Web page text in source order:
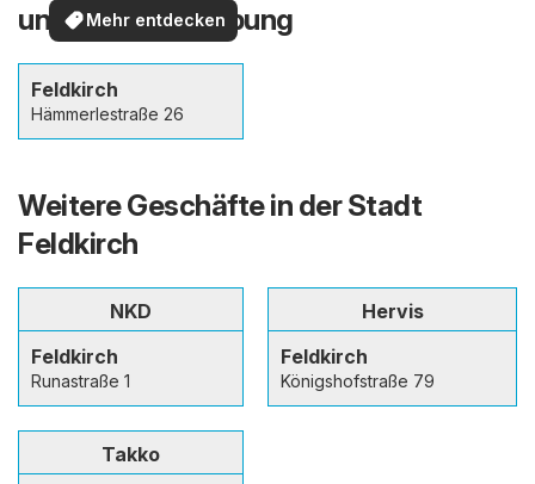
Mehr entdecken
und in der Umgebung
Feldkirch
Hämmerlestraße 26
Weitere Geschäfte in der Stadt
Feldkirch
NKD
Feldkirch
Runastraße 1
Hervis
Feldkirch
Königshofstraße 79
Takko